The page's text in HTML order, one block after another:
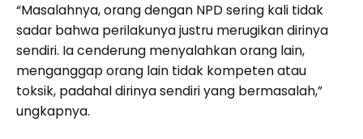
“Masalahnya, orang dengan NPD sering kali tidak
sadar bahwa perilakunya justru merugikan dirinya
sendiri. Ia cenderung menyalahkan orang lain,
menganggap orang lain tidak kompeten atau
toksik, padahal dirinya sendiri yang bermasalah,”
ungkapnya.